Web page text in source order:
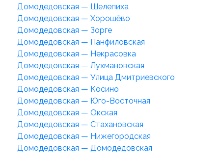
Домодедовская — Шелепиха
Домодедовская — Хорошёво
Домодедовская — Зорге
Домодедовская — Панфиловская
Домодедовская — Некрасовка
Домодедовская — Лухмановская
Домодедовская — Улица Дмитриевского
Домодедовская — Косино
Домодедовская — Юго-Восточная
Домодедовская — Окская
Домодедовская — Стахановская
Домодедовская — Нижегородская
Домодедовская — Домодедовская